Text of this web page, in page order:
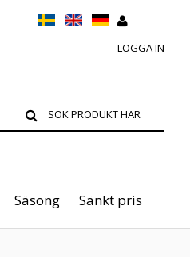
LOGGA IN
Säsong Sänkt pris